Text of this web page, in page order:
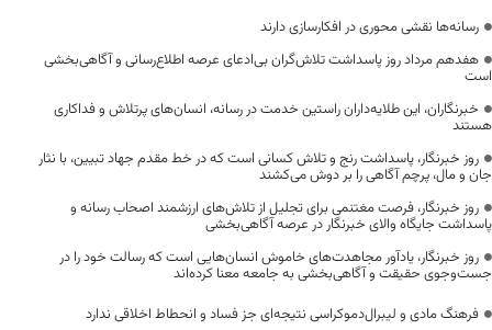
رسانه‌ها نقشی محوری در افکارسازی دارند
هفدهم مرداد روز پاسداشت تلاش‌گران بی‌ادعای عرصه اطلاع‌رسانی و آگاهی‌بخشی
است
خبرنگاران، این طلایه‌داران راستین خدمت در رسانه، انسان‌های پرتلاش و فداکاری
هستند
روز خبرنگار، پاسداشت رنج و تلاش کسانی است که در خط مقدم جهاد تبیین، با نثار
جان و مال، پرچم آگاهی را بر دوش می‌کشند
روز خبرنگار، فرصت مغتنمی برای تجلیل از تلاش‌های ارزشمند اصحاب رسانه و
پاسداشت جایگاه والای خبرنگار در عرصه آگاهی‌بخشی
روز خبرنگار، یادآور مجاهدت‌های خاموش انسان‌هایی است که رسالت خود را در
جست‌وجوی حقیقت و آگاهی‌بخشی به جامعه معنا کرده‌اند
فرهنگ مادی و لیبرال‌دموکراسی نتیجه‌ای جز فساد و انحطاط اخلاقی ندارد